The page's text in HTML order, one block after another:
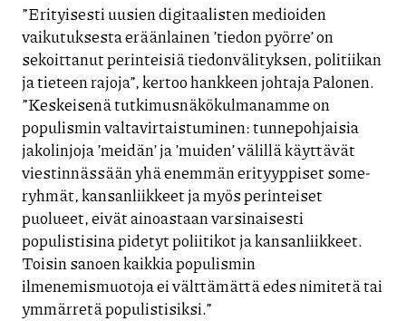
”Erityisesti uusien digitaalisten medioiden
vaikutuksesta eräänlainen ’tiedon pyörre’ on
sekoittanut perinteisiä tiedonvälityksen, politiikan
ja tieteen rajoja”, kertoo hankkeen johtaja Palonen.
”Keskeisenä tutkimusnäkökulmanamme on
populismin valtavirtaistuminen: tunnepohjaisia
jakolinjoja ’meidän’ ja ’muiden’ välillä käyttävät
viestinnässään yhä enemmän erityyppiset some-
ryhmät, kansanliikkeet ja myös perinteiset
puolueet, eivät ainoastaan varsinaisesti
populistisina pidetyt poliitikot ja kansanliikkeet.
Toisin sanoen kaikkia populismin
ilmenemismuotoja ei välttämättä edes nimitetä tai
ymmärretä populistisiksi.”